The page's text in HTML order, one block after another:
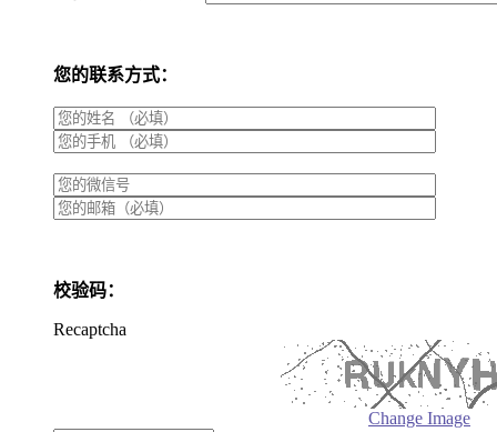
您的联系方式：
校验码：
Recaptcha
Change Image